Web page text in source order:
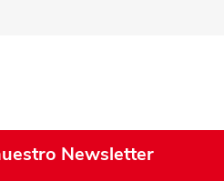
Newsletter